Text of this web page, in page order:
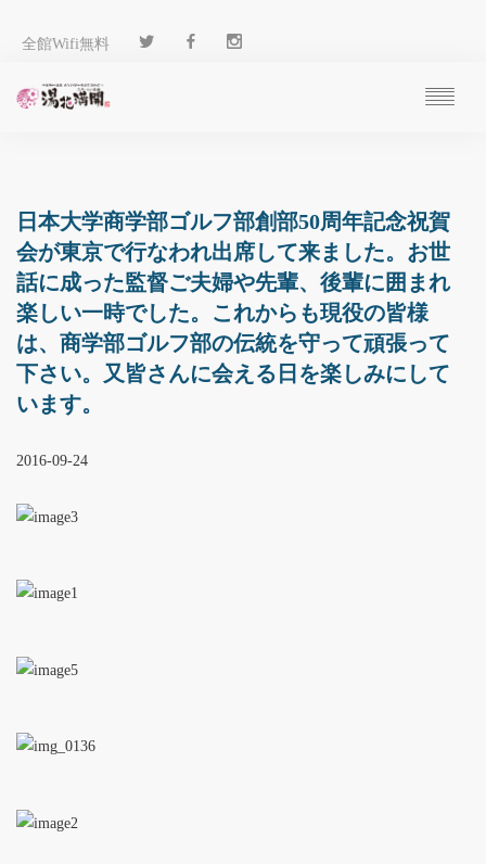
全館Wifi無料
客 室
温 泉
料 理
施 設
アクセス
ブログ
ENGLISH
日本大学商学部ゴルフ部創部50周年記念祝賀
会が東京で行なわれ出席して来ました。お世
話に成った監督ご夫婦や先輩、後輩に囲まれ
楽しい一時でした。これからも現役の皆様
は、商学部ゴルフ部の伝統を守って頑張って
下さい。又皆さんに会える日を楽しみにして
います。
2016-09-24